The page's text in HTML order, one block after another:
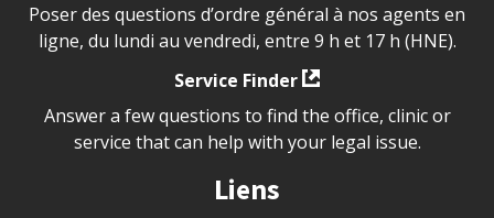
Poser des questions d’ordre général à nos agents en
ligne, du lundi au vendredi, entre 9 h et 17 h (HNE).
Service Finder
Answer a few questions to find the office, clinic or
service that can help with your legal issue.
Liens